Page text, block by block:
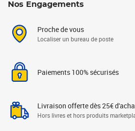
Nos Engagements
Proche de vous
Localiser un bureau de poste
Paiements 100% sécurisés
Livraison offerte dès 25€
Hors livres et hors produits